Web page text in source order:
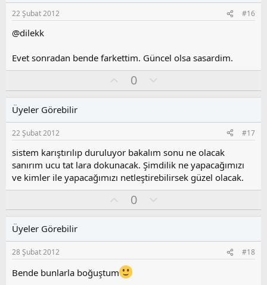
s
u
y
l
22 Şubat 2012 #16
@dilekk
Evet sonradan bende farkettim. Güncel olsa sasardim.
y
0
l
s
u
z
o
y
l
Üyeler Görebilir
22 Şubat 2012 #17
sistem karıştırılıp duruluyor bakalım sonu ne olacak
sanırım ucu tat lara dokunacak. Şimdilik ne yapacağımızı
ve kimler ile yapacağımızı netleştirebilirsek güzel olacak.
y
0
l
s
u
Üyeler Görebilir
28 Şubat 2012 #18
Bende bunlarla boğuştum